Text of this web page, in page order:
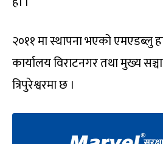
२०११ मा स्थापना भएको एमएडब्लु
कार्यालय विराटनगर तथा मुख्य
त्रिपुरेश्वरमा छ ।